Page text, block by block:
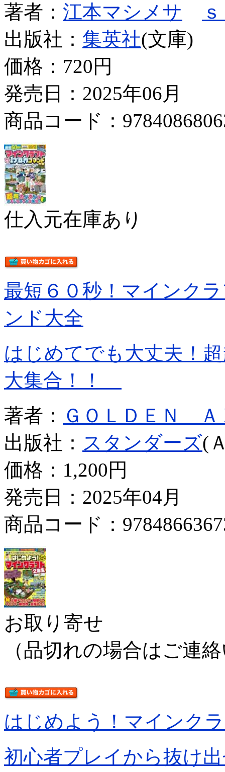
著者： 江本マシメサ
出版社： 集英社(文庫)
価格： 720円
発売日：2025年06月
商品コード：
仕入元在庫あり
最短６０秒！マインク
ンド大全
はじめてでも大丈夫！
大集合！！
著者： ＧＯＬＤＥＮ Ａ
出版社： スタンダーズ(
価格： 1,200円
発売日：2025年04月
商品コード：
お取り寄せ
（品切れの場合はご連
はじめよう！マインク
初心者プレイから抜け